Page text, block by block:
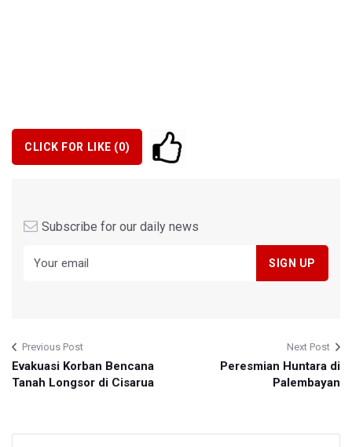
CLICK FOR LIKE (0)
Subscribe for our daily news
Previous Post
Evakuasi Korban Bencana
Tanah Longsor di Cisarua
Next Post
Peresmian Huntara di
Palembayan